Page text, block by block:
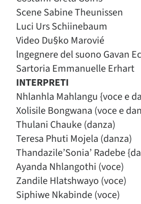
Scene Sabine Theunissen
Luci Urs Schiinebaum
Video Du§ko Marovié
lngegnere del suono Gavan
Sartoria Emmanuelle Erhart
INTERPRETI
Nhlanhla Mahlangu {voce e
Xolisile Bongwana (voce e
Thulani Chauke (danza)
Teresa Phuti Mojela (danza)
Thandazile’Sonia’ Radebe
Ayanda Nhlangothi (voce)
Zandile Hlatshwayo (voce)
Siphiwe Nkabinde (voce)